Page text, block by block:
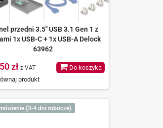
przedni 3.5" USB 3.1 Gen 1 z
1x USB-C + 1x USB-A Delock
63962
zł z VAT
produkt
Do koszyka
(3-4 dni robocze)